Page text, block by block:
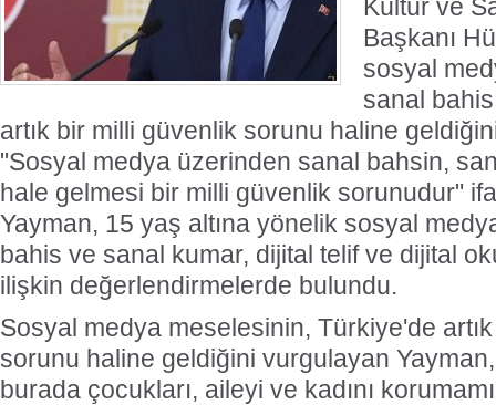
Kültür ve
Başkanı
sosyal
sanal
artık bir milli güvenlik sorunu haline
"Sosyal medya üzerinden sanal bahsin,
hale gelmesi bir milli güvenlik sorunudur"
Yayman, 15 yaş altına yönelik sosyal
bahis ve sanal kumar, dijital telif ve dijital
ilişkin değerlendirmelerde bulundu.
Sosyal medya meselesinin, Türkiye'de
sorunu haline geldiğini vurgulayan
burada çocukları, aileyi ve kadını